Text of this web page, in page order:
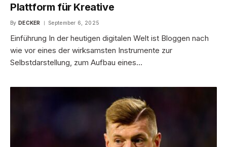
Plattform für Kreative
By DECKER September 6, 2025
Einführung In der heutigen digitalen Welt ist Bloggen nach
wie vor eines der wirksamsten Instrumente zur
Selbstdarstellung, zum Aufbau eines…